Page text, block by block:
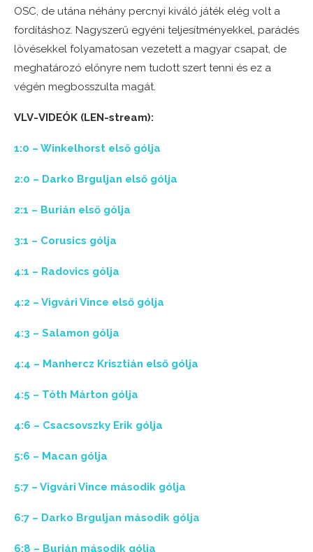
OSC, de utána néhány percnyi kiváló játék elég volt a
fordításhoz. Nagyszerű egyéni teljesítményekkel, parádés
lövésekkel folyamatosan vezetett a magyar csapat, de
meghatározó előnyre nem tudott szert tenni és ez a
végén megbosszulta magát.
VLV-VIDEÓK (LEN-stream):
1:0 – Winkelhorst első gólja
2:0 – Darko Brguljan első gólja
2:1 – Burián első gólja
3:1 – Corusics gólja
4:1 – Radovics gólja
4:2 – Vigvári Vince első gólja
4:3 – Salamon gólja
4:4 – Manhercz Krisztián első gólja
4:5 – Tóth Márton gólja
4:6 – Csacsovszky Erik gólja
5:6 – Macan gólja
5:7 – Vigvári Vince második gólja
6:7 – Darko Brguljan második gólja
6:8 – Burián második gólja